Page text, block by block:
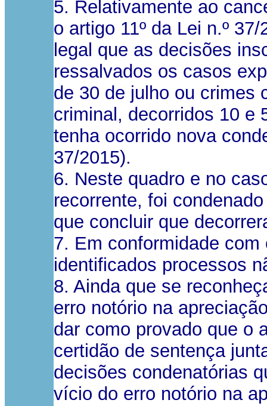
5. Relativamente ao
o artigo 11º da Lei n.º
legal que as decisões
ressalvados os casos
de 30 de julho ou crimes
criminal, decorridos 10 e
tenha ocorrido nova
37/2015).
6. Neste quadro e no
recorrente, foi
que concluir que
7. Em conformidade
identificados processos
8. Ainda que se
erro notório na
dar como provado que o
certidão de sentença
decisões condenatórias
vício do erro notório na